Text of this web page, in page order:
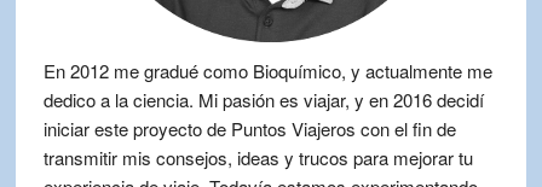
En 2012 me gradué como Bioquímico, y actualmente me
dedico a la ciencia. Mi pasión es viajar, y en 2016 decidí
iniciar este proyecto de Puntos Viajeros con el fin de
transmitir mis consejos, ideas y trucos para mejorar tu